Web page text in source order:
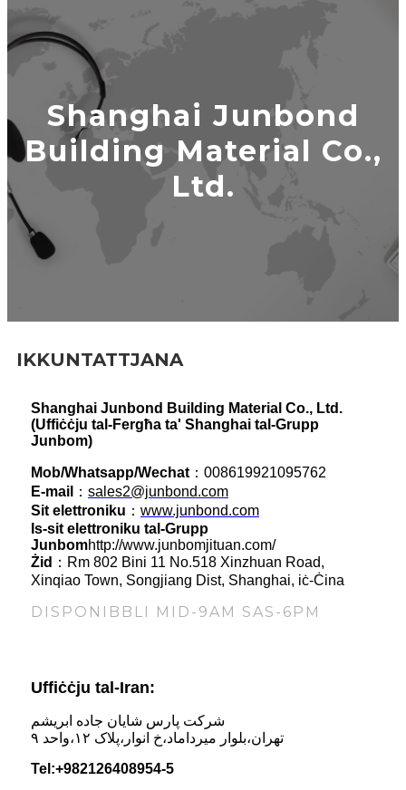
Shanghai Junbond
Building Material Co.,
Ltd.
IKKUNTATTJANA
Shanghai Junbond Building Material Co., Ltd.
(Uffiċċju tal-Fergħa ta' Shanghai tal-Grupp
Junbom)
Mob/Whatsapp/Wechat ：008619921095762
E-mail
： sales2@junbond.com
Sit elettroniku ： www.junbond.com
Is-sit elettroniku tal-Grupp
Junbomhttp://www.junbomjituan.com/
Żid ：Rm 802 Bini 11 No.518 Xinzhuan Road,
Xinqiao Town, Songjiang Dist, Shanghai, iċ-Ċina
DISPONIBBLI MID-9AM SAS-6PM
Uffiċċju tal-Iran:
‎شرکت پارس شایان جاده ابریشم
‎تهران،بلوار میرداماد،خ انوار،پلاک ۱۲،واحد ۹
Tel:+982126408954-5